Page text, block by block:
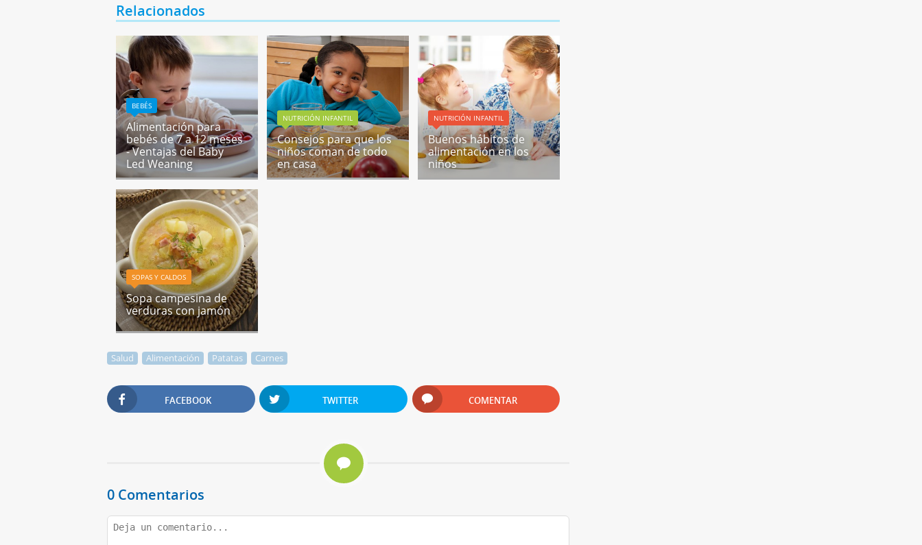
Relacionados
BEBÉS
Alimentación para
bebés de 7 a 12 meses
- Ventajas del Baby
Led Weaning
NUTRICIÓN INFANTIL
Consejos para que los
niños coman de todo
en casa
NUTRICIÓN INFANTIL
Buenos hábitos de
alimentación en los
niños
SOPAS Y CALDOS
Sopa campesina de
verduras con jamón
Salud Alimentación Patatas Carnes
FACEBOOK TWITTER COMENTAR
0 Comentarios